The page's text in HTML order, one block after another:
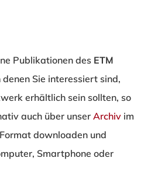
Publikationen des ETM
denen Sie interessiert sind,
erhältlich sein sollten, so
auch über unser Archivim
downloaden und
Smartphone oder